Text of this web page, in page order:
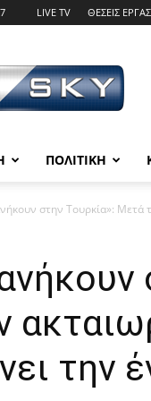
LIVE TV ΘΕΣΕΙΣ
SKY
ΠΟΛΙΤΙΚΗ
στην Τουρκία»: Μετά
την